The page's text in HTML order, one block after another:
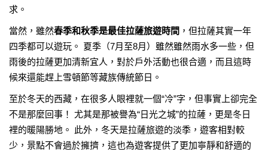
求。
當然，雖然春季和秋季是最佳拉薩旅遊時間 ，但拉薩其實一年
四季都可以遊玩。 夏季（7月至8月）雖然雖然雨水多一些，但
雨後的拉薩更加清新宜人，對於戶外活動也很合適，而且這時
候來還能趕上雪頓節等藏族傳統節日。
至於冬天的西藏，在很多人眼裡就一個“冷”字，但事實上卻完全
不是那麼回事！ 尤其是那被譽為“日光之城”的拉薩，更是冬日
裡的暖陽勝地。 此外，冬天是拉薩旅遊的淡季，遊客相對較
少，景點不會過於擁擠，這也為遊客提供了更加寧靜和舒適的